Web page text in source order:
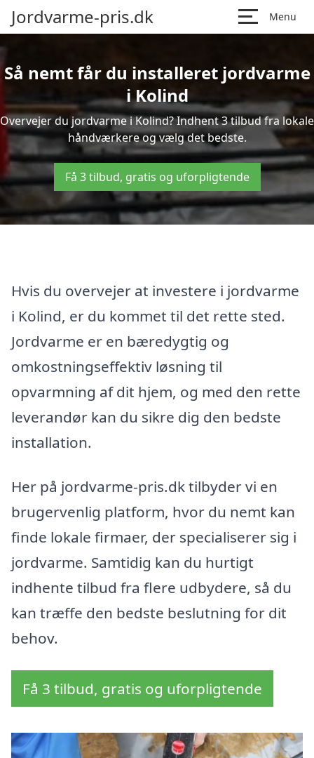
Jordvarme-pris.dk Menu
Så nemt får du installeret jordvarme
i Kolind
Overvejer du jordvarme i Kolind? Indhent 3 tilbud fra lokale
håndværkere og vælg det bedste.
Få 3 tilbud, gratis og uforpligtende
Hvis du overvejer at investere i jordvarme
i Kolind, er du kommet til det rette sted.
Jordvarme er en bæredygtig og
omkostningseffektiv løsning til
opvarmning af dit hjem, og med den rette
leverandør kan du sikre dig den bedste
installation.
Her på jordvarme-pris.dk tilbyder vi en
brugervenlig platform, hvor du nemt kan
finde lokale firmaer, der specialiserer sig i
jordvarme. Samtidig kan du hurtigt
indhente tilbud fra flere udbydere, så du
kan træffe den bedste beslutning for dit
behov.
Få 3 tilbud, gratis og uforpligtende